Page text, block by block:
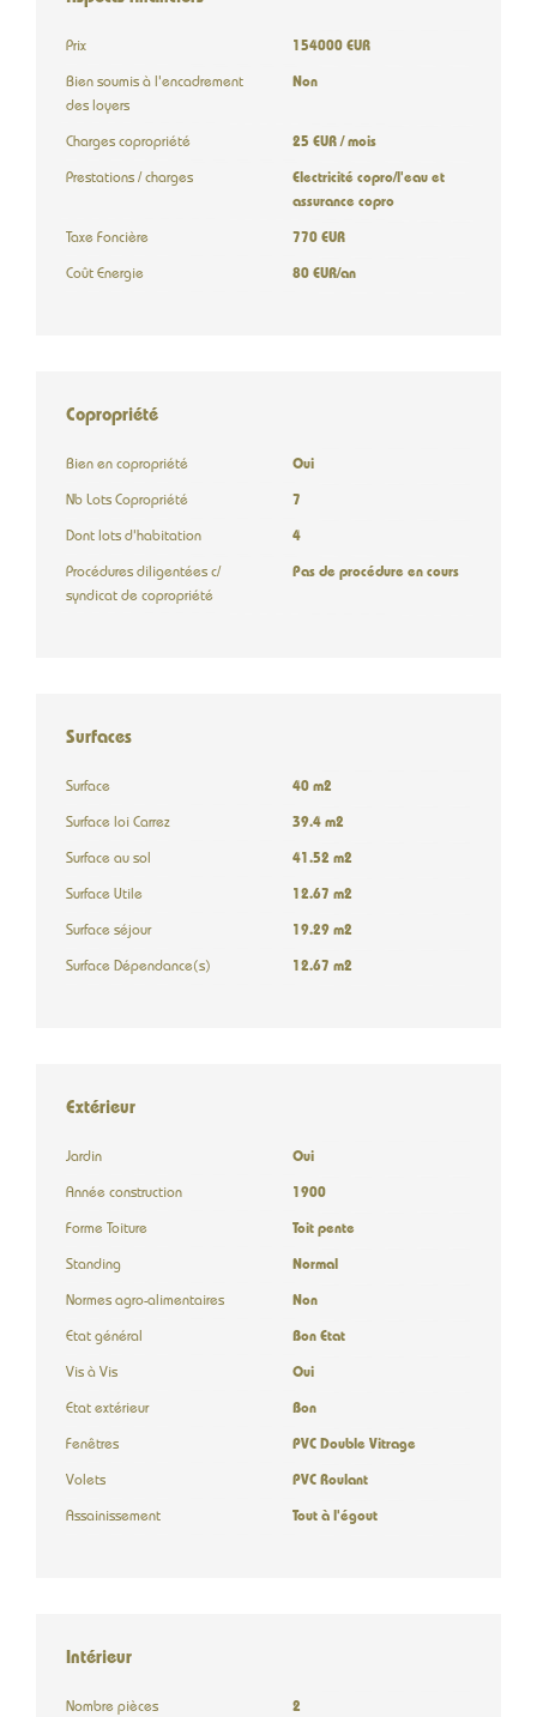
Prix 154000 EUR
Bien soumis à l'encadrement
des loyers
Non
Charges copropriété 25 EUR / mois
Prestations / charges
Electricité copro/l'eau et
assurance copro
Taxe Foncière 770 EUR
Coût Energie 80 EUR/an
Copropriété
Bien en copropriété Oui
Nb Lots Copropriété 7
Dont lots d'habitation 4
Procédures diligentées c/
syndicat de copropriété
Pas de procédure en cours
Surfaces
Surface 40 m2
Surface loi Carrez 39.4 m2
Surface au sol 41.52 m2
Surface Utile 12.67 m2
Surface séjour 19.29 m2
Surface Dépendance(s) 12.67 m2
Extérieur
Jardin Oui
Année construction 1900
Forme Toiture Toit pente
Standing Normal
Normes agro-alimentaires Non
Etat général Bon Etat
Vis à Vis Oui
Etat extérieur Bon
Fenêtres PVC Double Vitrage
Volets PVC Roulant
Assainissement Tout à l'égout
Intérieur
Nombre pièces 2